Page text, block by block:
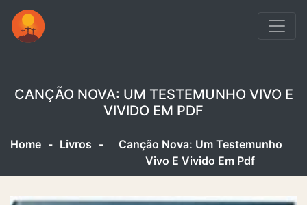
CANÇÃO NOVA: UM TESTEMUNHO VIVO E
VIVIDO EM PDF
Home - Livros -
Canção Nova: Um Testemunho
Vivo E Vivido Em Pdf